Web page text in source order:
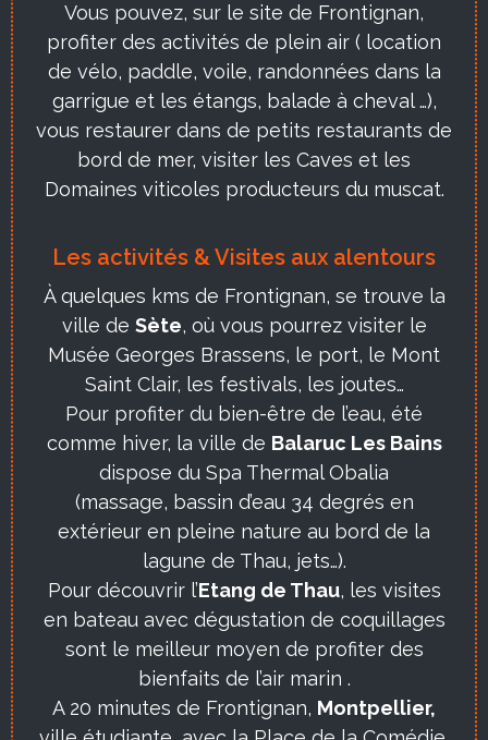
Vous pouvez, sur le site de Frontignan,
profiter des activités de plein air ( location
de vélo, paddle, voile, randonnées dans la
garrigue et les étangs, balade à cheval …),
vous restaurer dans de petits restaurants de
bord de mer, visiter les Caves et les
Domaines viticoles producteurs du muscat.
Les activités & Visites aux alentours
À quelques kms de Frontignan, se trouve la
ville de Sète, où vous pourrez visiter le
Musée Georges Brassens, le port, le Mont
Saint Clair, les festivals, les joutes…
Pour profiter du bien-être de l’eau, été
comme hiver, la ville de Balaruc Les Bains
dispose du Spa Thermal Obalia
(massage, bassin d’eau 34 degrés en
extérieur en pleine nature au bord de la
lagune de Thau, jets…).
Pour découvrir l’Etang de Thau, les visites
en bateau avec dégustation de coquillages
sont le meilleur moyen de profiter des
bienfaits de l’air marin .
A 20 minutes de Frontignan, Montpellier,